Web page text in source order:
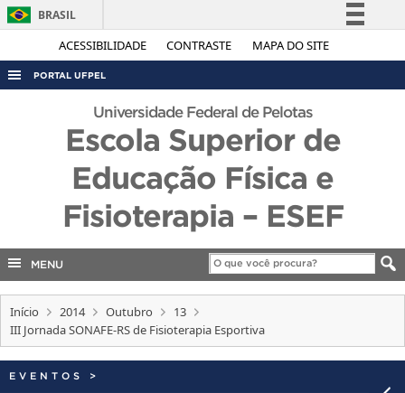
ACESSIBILIDADE CONTRASTE MAPA DO SITE
BRASIL
Simplifique!
Acesso à informação
Legislação
Canais
PORTAL UFPEL
ACESSO À INFORMAÇÃO
AUDITORIA
COBALTO
EDITAIS
INTERNACIONAL
Universidade Federal de Pelotas
Escola Superior de
Educação Física e
Fisioterapia – ESEF
MENU
Início 2014 Outubro
13
III Jornada SONAFE-RS de Fisioterapia Esportiva
EVENTOS >